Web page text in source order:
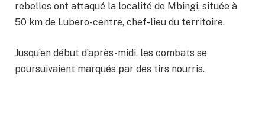
rebelles ont attaqué la localité de Mbingi, située à
50 km de Lubero-centre, chef-lieu du territoire.
Jusqu’en début d’après-midi, les combats se
poursuivaient marqués par des tirs nourris.